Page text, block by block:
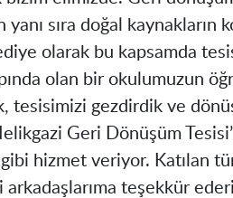
sıra doğal kaynakların
olarak bu kapsamda
olan bir okulumuzun
tesisimizi gezdirdik ve
Geri Dönüşüm
hizmet veriyor. Katılan
arkadaşlarıma teşekkür